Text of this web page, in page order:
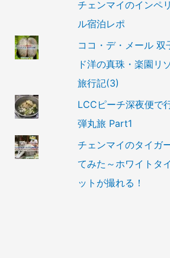
チェンマイのインペ
ル宿泊レポ
ココ・デ・メール 双
ド洋の真珠・楽園リ
旅行記(3)
LCCピーチ深夜便で
弾丸旅 Part1
チェンマイのタイガ
てみた～ホワイトタ
ットが撮れる！